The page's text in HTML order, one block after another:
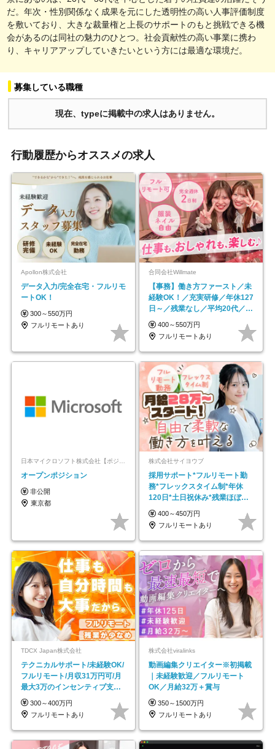
だ。年次・性別関係なく成果を元にした透明性の高い人事評価制度
を敷いており、大きな裁量権と上長のサポートのもと挑戦できる機
会があるのは同社の魅力のひとつ。社会貢献性の高い事業に携わ
り、キャリアアップしていきたいという方には最適な環境だ。
募集している職種
現在、typeに掲載中の求人はありません。
行動履歴からオススメの求人
Apollon株式会社
データ入力/完全在宅・フルリモ
ートOK！
300～550万円
フルリモートあり
合同会社Willmate
【事務】働き方ファースト／未
経験OK！／充実研修／年休127
日～／残業なし／平均20代／リ
モートOK
400～550万円
フルリモートあり
日本マイクロソフト株式会社【ポジションマッチ登録】
オープンポジション
非公開
東京都
株式会社サイヨウブ
採用サポート*フルリモート勤
務*フレックスタイム制*年休
120日*土日祝休み*残業ほぼな
し*育児中社員8割以上
400～450万円
フルリモートあり
TDCX Japan株式会社
テクニカルサポート/未経験OK/
フルリモート/月収31万円可/月
最大3万のインセンティブ支給/
平均年齢33歳
300～400万円
フルリモートあり
株式会社viralinks
動画編集クリエイター※初掲載
｜未経験歓迎／フルリモート
OK／月給32万＋賞与
350～1500万円
フルリモートあり